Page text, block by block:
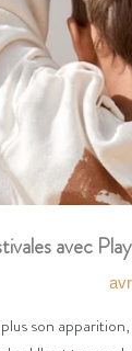
avec
son